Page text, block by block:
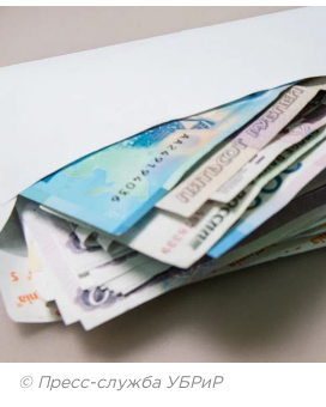
© Пресс-служба УБРиР